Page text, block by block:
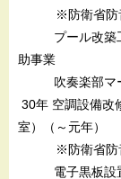
※防衛省防音
プール改築工
助事業
吹奏楽部マー
30年 空調設備改
室）（～元年）
※防衛省防音
電子黒板設置